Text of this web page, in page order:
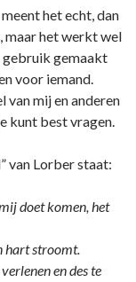
het echt, dan
maar het werkt wel
gebruik gemaakt
voor iemand.
van mij en anderen
kunt best vragen.
van Lorber staat:
doet komen, het
hart stroomt.
en des te